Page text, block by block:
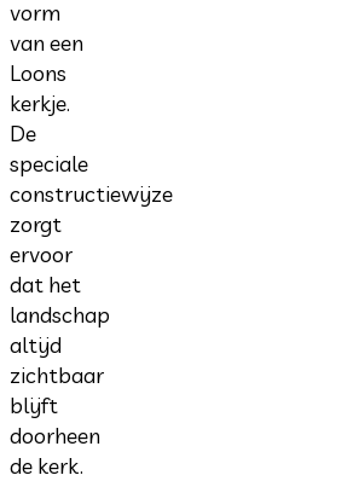
vorm
van een
Loons
kerkje.
De
speciale
constructiewijze
zorgt
ervoor
dat het
landschap
altijd
zichtbaar
blijft
doorheen
de kerk.